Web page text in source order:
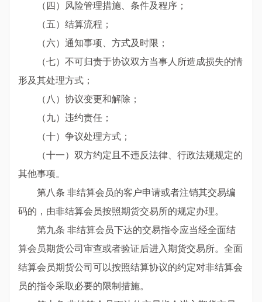
（四）风险管理措施、条件及程序；
（五）结算流程；
（六）通知事项、方式及时限；
（七）不可归责于协议双方当事人所造成损失的情
形及其处理方式；
（八）协议变更和解除；
（九）违约责任；
（十）争议处理方式；
（十一）双方约定且不违反法律、行政法规规定的
其他事项。
第八条 非结算会员的客户申请或者注销其交易编
码的，由非结算会员按照期货交易所的规定办理。
第九条 非结算会员下达的交易指令应当经全面结
算会员期货公司审查或者验证后进入期货交易所。全面
结算会员期货公司可以按照结算协议的约定对非结算会
员的指令采取必要的限制措施。